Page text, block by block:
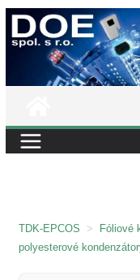
Přeskočit
na
TDK-EPCOS > Fóliové
polyesterové